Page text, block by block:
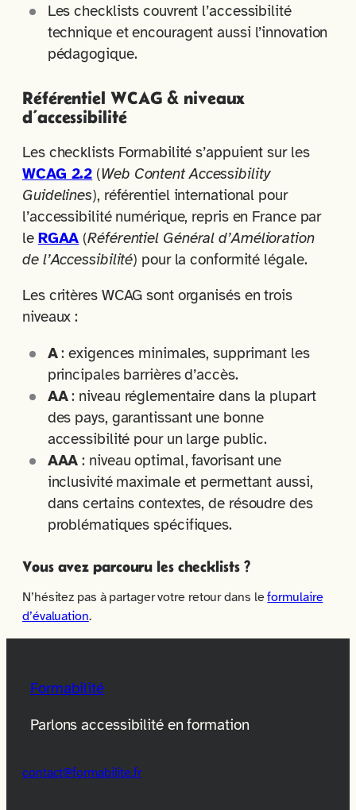
Les checklists couvrent l’accessibilité
technique et encouragent aussi l’innovation
pédagogique.
Référentiel WCAG & niveaux
d’accessibilité
Les checklists Formabilité s’appuient sur les
WCAG 2.2 (Web Content Accessibility
Guidelines), référentiel international pour
l’accessibilité numérique, repris en France par
le RGAA (Référentiel Général d’Amélioration
de l’Accessibilité) pour la conformité légale.
Les critères WCAG sont organisés en trois
niveaux :
A: exigences minimales, supprimant les
principales barrières d’accès.
AA: niveau réglementaire dans la plupart
des pays, garantissant une bonne
accessibilité pour un large public.
AAA : niveau optimal, favorisant une
inclusivité maximale et permettant aussi,
dans certains contextes, de résoudre des
problématiques spécifiques.
Vous avez parcouru les checklists ?
N’hésitez pas à partager votre retour dans leformulaire
d’évaluation.
Formabilité
Parlons accessibilité en formation
contact@formabilite.fr